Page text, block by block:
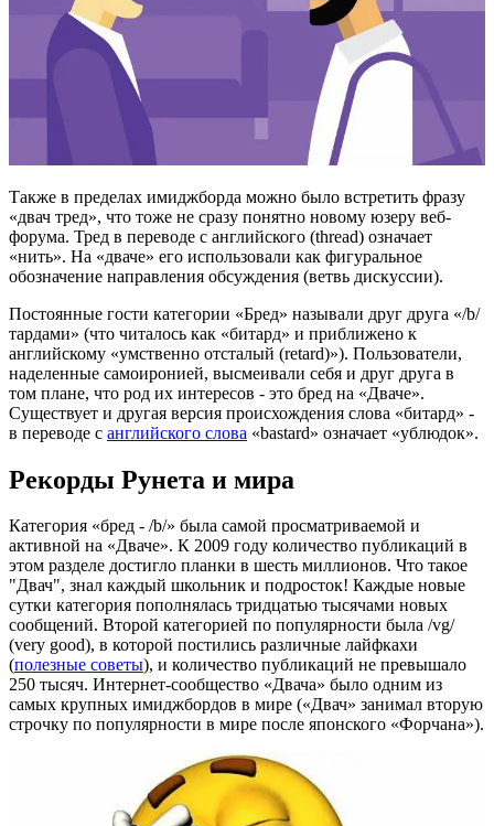
Также в пределах имиджборда можно было встретить фразу
«двач тред», что тоже не сразу понятно новому юзеру веб-
форума. Тред в переводе с английского (thread) означает
«нить». На «дваче» его использовали как фигуральное
обозначение направления обсуждения (ветвь дискуссии).
Постоянные гости категории «Бред» называли друг друга «/b/
тардами» (что читалось как «битард» и приближено к
английскому «умственно отсталый (retard)»). Пользователи,
наделенные самоиронией, высмеивали себя и друг друга в
том плане, что род их интересов - это бред на «Дваче».
Существует и другая версия происхождения слова «битард» -
в переводе с английского слова «bastard» означает «ублюдок».
Рекорды Рунета и мира
Категория «бред - /b/» была самой просматриваемой и
активной на «Дваче». К 2009 году количество публикаций в
этом разделе достигло планки в шесть миллионов. Что такое
"Двач", знал каждый школьник и подросток! Каждые новые
сутки категория пополнялась тридцатью тысячами новых
сообщений. Второй категорией по популярности была /vg/
(very good), в которой постились различные лайфкахи
(полезные советы), и количество публикаций не превышало
250 тысяч. Интернет-сообщество «Двача» было одним из
самых крупных имиджбордов в мире («Двач» занимал вторую
строчку по популярности в мире после японского «Форчана»).